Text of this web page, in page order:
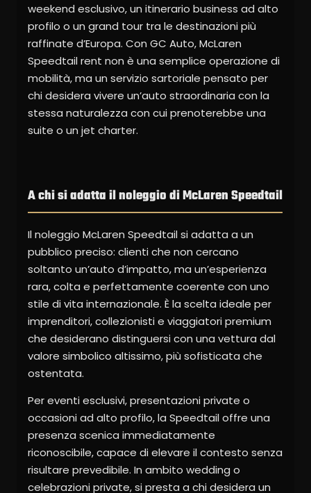
weekend esclusivo, un itinerario business ad alto
profilo o un grand tour tra le destinazioni più
raffinate d’Europa. Con GC Auto, McLaren
Speedtail rent non è una semplice operazione di
mobilità, ma un servizio sartoriale pensato per
chi desidera vivere un’auto straordinaria con la
stessa naturalezza con cui prenoterebbe una
suite o un jet charter.
A chi si adatta il noleggio di McLaren Speedtail
Il noleggio McLaren Speedtail si adatta a un
pubblico preciso: clienti che non cercano
soltanto un’auto d’impatto, ma un’esperienza
rara, colta e perfettamente coerente con uno
stile di vita internazionale. È la scelta ideale per
imprenditori, collezionisti e viaggiatori premium
che desiderano distinguersi con una vettura dal
valore simbolico altissimo, più sofisticata che
ostentata.
Per eventi esclusivi, presentazioni private o
occasioni ad alto profilo, la Speedtail offre una
presenza scenica immediatamente
riconoscibile, capace di elevare il contesto senza
risultare prevedibile. In ambito wedding o
celebrazioni private, si presta a chi desidera un